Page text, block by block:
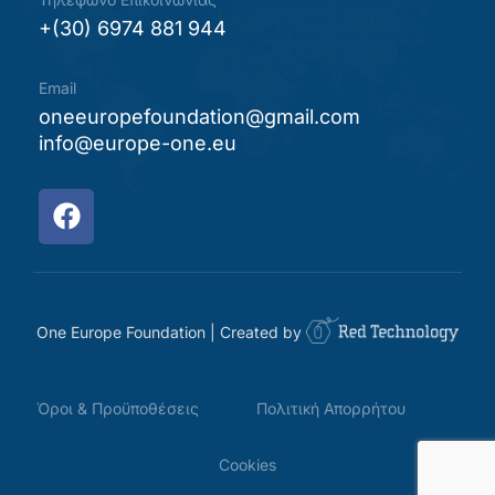
+(30) 6974 881 944
Email
oneeuropefoundation@gmail.com
info@europe-one.eu
One Europe Foundation | Created by
Όροι & Προϋποθέσεις Πολιτική Απορρήτου
Cookies